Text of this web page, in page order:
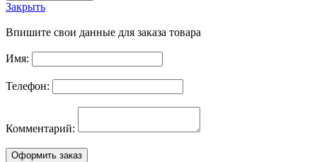
Закрыть
Впишите свои данные для заказа товара
Имя:
Телефон:
Комментарий: